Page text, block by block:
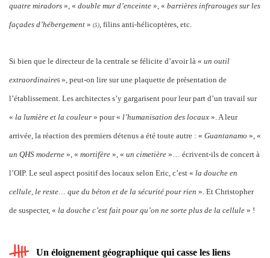
quatre miradors », « double mur d’enceinte », « barrières infrarouges sur les
façades d’hébergement » (5) , filins anti-hélicoptères, etc.
Si bien que le directeur de la centrale se félicite d’avoir là « un outil
extraordinaire6 », peut-on lire sur une plaquette de présentation de
l’établissement. Les architectes s’y gargarisent pour leur part d’un travail sur
« la lumière et la couleur » pour « l’humanisation des locaux ». A leur
arrivée, la réaction des premiers détenus a été toute autre : « Guantanamo », «
un QHS moderne », « mortifère », « un cimetière »… écrivent-ils de concert à
l’OIP. Le seul aspect positif des locaux selon Eric, c’est « la douche en
cellule, le reste… que du béton et de la sécurité pour rien ». Et Christopher
de suspecter, « la douche c’est fait pour qu’on ne sorte plus de la cellule » !
Un éloignement géographique qui casse les liens